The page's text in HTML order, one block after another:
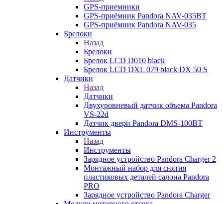
GPS-приемники
GPS-приёмник Pandora NAV-035BT
GPS-приёмник Pandora NAV-035
Брелоки
Назад
Брелоки
Брелок LCD D010 black
Брелок LCD DXL 079 black DX 50 S
Датчики
Назад
Датчики
Двухуровневый датчик объема Pandora
VS-22d
Датчик двери Pandora DMS-100BT
Инструменты
Назад
Инструменты
Зарядное устройство Pandora Charger 2
Монтажный набор для снятия
пластиковых деталей салона Pandora
PRO
Зарядное устройство Pandora Charger